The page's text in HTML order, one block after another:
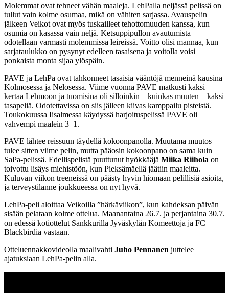
Molemmat ovat tehneet vähän maaleja. LehPalla neljässä pelissä on
tullut vain kolme osumaa, mikä on vähiten sarjassa. Avauspelin
jälkeen Veikot ovat myös tuskailleet tehottomuuden kanssa, kun
osumia on kasassa vain neljä. Ketsuppipullon avautumista
odotellaan varmasti molemmissa leireissä. Voitto olisi mannaa, kun
sarjataulukko on pysynyt edelleen tasaisena ja voitolla voisi
ponkaista monta sijaa ylöspäin.
PAVE ja LehPa ovat tahkonneet tasaisia vääntöjä menneinä kausina
Kolmosessa ja Nelosessa. Viime vuonna PAVE matkusti kaksi
kertaa Lehmoon ja tuomisina oli silloinkin – kuinkas muuten – kaksi
tasapeliä. Odotettavissa on siis jälleen kiivas kamppailu pisteistä.
Toukokuussa Iisalmessa käydyssä harjoituspelissä PAVE oli
vahvempi maalein 3–1.
PAVE lähtee reissuun täydellä kokoonpanolla. Muutama muutos
tulee sitten viime pelin, mutta pääosin kokoonpano on sama kuin
SaPa-pelissä. Edellispelistä puuttunut hyökkääjä Miika Riihola on
toivottu lisäys miehistöön, kun Pieksämäellä jäätiin maaleitta.
Kuluvan viikon treeneissä on päästy hyvin hiomaan pelillisiä asioita,
ja terveystilanne joukkueessa on nyt hyvä.
LehPa-peli aloittaa Veikoilla ”härkäviikon”, kun kahdeksan päivän
sisään pelataan kolme ottelua. Maanantaina 26.7. ja perjantaina 30.7.
on edessä kotiottelut Sankkurilla Jyväskylän Komeettoja ja FC
Blackbirdia vastaan.
Otteluennakkovideolla maalivahti Juho Pennanen juttelee
ajatuksiaan LehPa-pelin alla.